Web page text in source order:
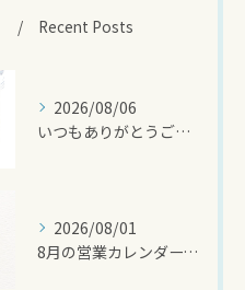
Recent Posts
2026/08/06
いつもありがとうございます🍧
2026/08/01
8月の営業カレンダーです🌻